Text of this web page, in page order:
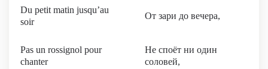
Du petit matin jusqu’au
soir
От зари до вечера,
Pas un rossignol pour
chanter
Не споёт ни один
соловей,